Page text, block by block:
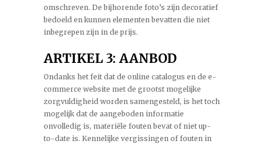
omschreven. De bijhorende foto’s zijn decoratief
bedoeld en kunnen elementen bevatten die niet
inbegrepen zijn in de prijs.
ARTIKEL 3: AANBOD
Ondanks het feit dat de online catalogus en de e-
commerce website met de grootst mogelijke
zorgvuldigheid worden samengesteld, is het toch
mogelijk dat de aangeboden informatie
onvolledig is, materiële fouten bevat of niet up-
to-date is. Kennelijke vergissingen of fouten in